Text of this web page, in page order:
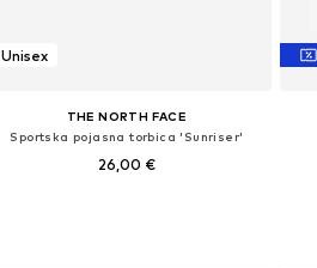
Unisex
THE NORTH FACE
Sportska pojasna torbica 'Sunriser'
26,00 €